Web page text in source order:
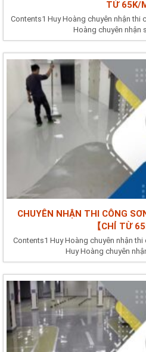
TỪ 65K/
Contents1 Huy Hoàng chuyên nhận thi
Hoàng chuyên nhận
CHUYÊN NHẬN THI CÔNG
【CHỈ TỪ
Contents1 Huy Hoàng chuyên nhận
Huy Hoàng chuyên